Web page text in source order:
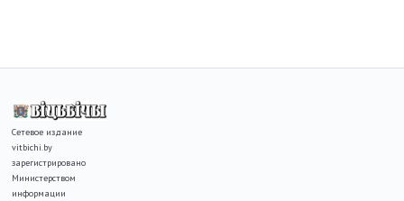
Сетевое издание
vitbichi.by
зарегистрировано
Министерством
информации